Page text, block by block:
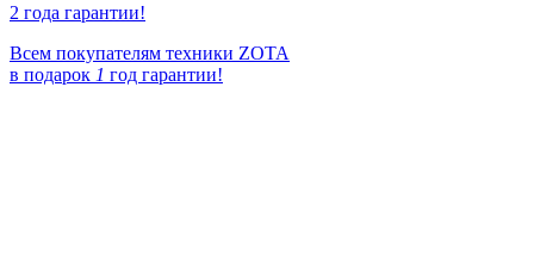
2 года гарантии!
Всем покупателям техники ZOTA
в подарок 1 год гарантии!